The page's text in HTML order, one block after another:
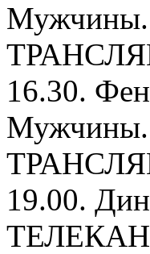
16.30.
Мужчины.
19.00.